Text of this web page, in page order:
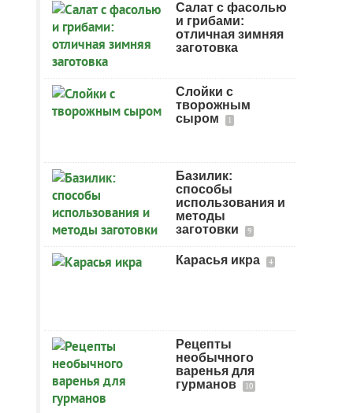
Салат с фасолью
и грибами:
отличная зимняя
заготовка
Слойки с
творожным
сыром
1
Базилик:
способы
использования и
методы
заготовки
9
Карасья икра 4
Рецепты
необычного
варенья для
гурманов
10